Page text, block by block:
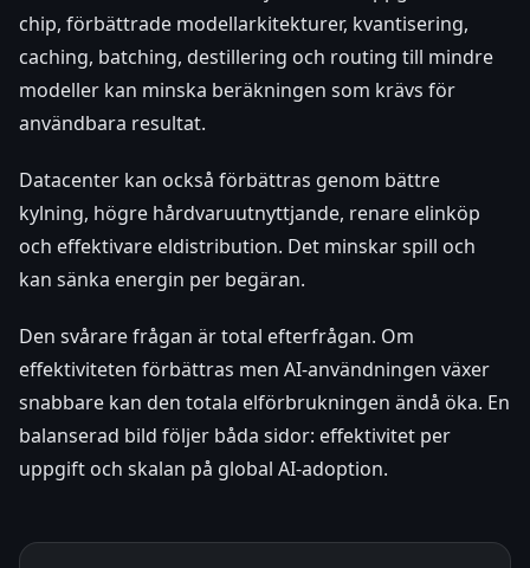
chip, förbättrade modellarkitekturer, kvantisering,
caching, batching, destillering och routing till mindre
modeller kan minska beräkningen som krävs för
användbara resultat.
Datacenter kan också förbättras genom bättre
kylning, högre hårdvaruutnyttjande, renare elinköp
och effektivare eldistribution. Det minskar spill och
kan sänka energin per begäran.
Den svårare frågan är total efterfrågan. Om
effektiviteten förbättras men AI-användningen växer
snabbare kan den totala elförbrukningen ändå öka. En
balanserad bild följer båda sidor: effektivitet per
uppgift och skalan på global AI-adoption.